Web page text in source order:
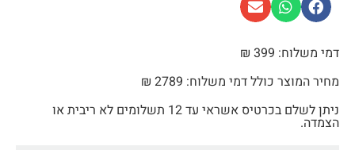
דמי משלוח: 399 ₪
מחיר המוצר כולל דמי משלוח: 2789 ₪
ניתן לשלם בכרטיס אשראי עד 12 תשלומים לא ריבית או
הצמדה.